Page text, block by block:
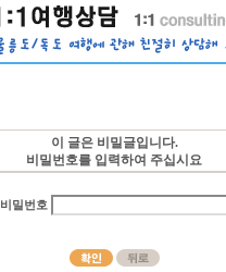
이 글은 비밀글입니다.
비밀번호를 입력하여 주십시요
비밀번호